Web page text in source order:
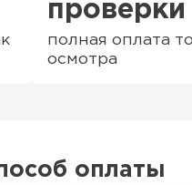
проверки
полная оплата
осмотра
оплаты